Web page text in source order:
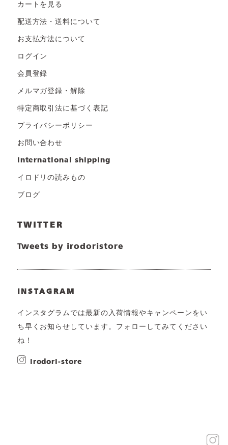
カートを見る
配送方法・送料について
お支払方法について
ログイン
会員登録
メルマガ登録・解除
特定商取引法に基づく表記
プライバシーポリシー
お問い合わせ
international shipping
イロドリの読みもの
ブログ
TWITTER
Tweets by irodoristore
INSTAGRAM
インスタグラムでは最新の入荷情報やキャンペーンをい
ち早くお知らせしています。フォローしてみてください
ね！
irodori-store